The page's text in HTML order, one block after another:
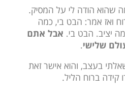
שהוא הודה לי על המסיק.
ואז אמר: הבט בי, כמה
יציב. הבט בי. אבל אתם
שלישי.
בעצב, והוא אישר זאת
קידה ברוח הליל.